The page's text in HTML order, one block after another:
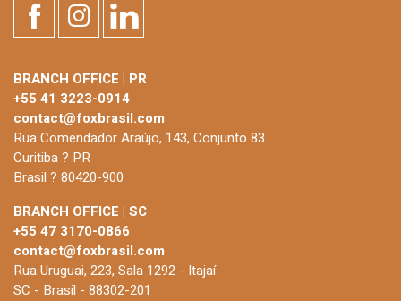
BRANCH OFFICE | PR
+55 41 3223-0914
contact@foxbrasil.com
Rua Comendador Araújo, 143, Conjunto 83
Curitiba ? PR
Brasil ? 80420-900
BRANCH OFFICE | SC
+55 47 3170-0866
contact@foxbrasil.com
Rua Uruguai, 223, Sala 1292 - Itajaí
SC - Brasil - 88302-201